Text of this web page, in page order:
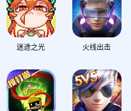
迷途之光 火线出击